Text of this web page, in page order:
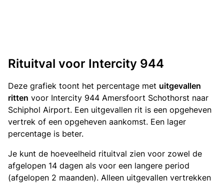
Rituitval voor Intercity 944
Deze grafiek toont het percentage met uitgevallen
ritten voor Intercity 944 Amersfoort Schothorst naar
Schiphol Airport. Een uitgevallen rit is een opgeheven
vertrek of een opgeheven aankomst. Een lager
percentage is beter.
Je kunt de hoeveelheid rituitval zien voor zowel de
afgelopen 14 dagen als voor een langere period
(afgelopen 2 maanden). Alleen uitgevallen vertrekken